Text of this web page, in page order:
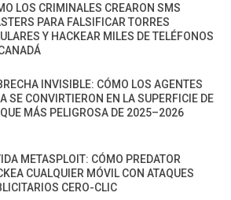
LOS CRIMINALES CREARON SMS
PARA FALSIFICAR TORRES
Y HACKEAR MILES DE TELÉFONOS
INVISIBLE: CÓMO LOS AGENTES
SE CONVIRTIERON EN LA SUPERFICIE DE
MÁS PELIGROSA DE 2025–2026
METASPLOIT: CÓMO PREDATOR
CUALQUIER MÓVIL CON ATAQUES
CERO-CLIC